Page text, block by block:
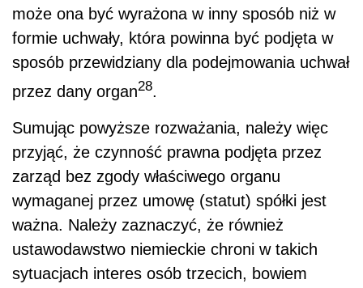
może ona być wyrażona w inny sposób niż w
formie uchwały, która powinna być podjęta w
sposób przewidziany dla podejmowania uchwał
przez dany organ28.
Sumując powyższe rozważania, należy więc
przyjąć, że czynność prawna podjęta przez
zarząd bez zgody właściwego organu
wymaganej przez umowę (statut) spółki jest
ważna. Należy zaznaczyć, że również
ustawodawstwo niemieckie chroni w takich
sytuacjach interes osób trzecich, bowiem